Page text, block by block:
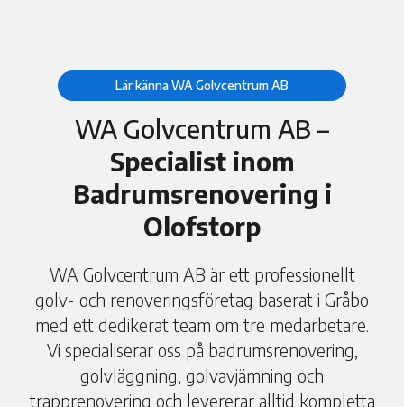
Lär känna WA Golvcentrum AB
WA Golvcentrum AB –
Specialist inom
Badrumsrenovering i
Olofstorp
WA Golvcentrum AB är ett professionellt
golv- och renoveringsföretag baserat i Gråbo
med ett dedikerat team om tre medarbetare.
Vi specialiserar oss på badrumsrenovering,
golvläggning, golvavjämning och
trapprenovering och levererar alltid kompletta